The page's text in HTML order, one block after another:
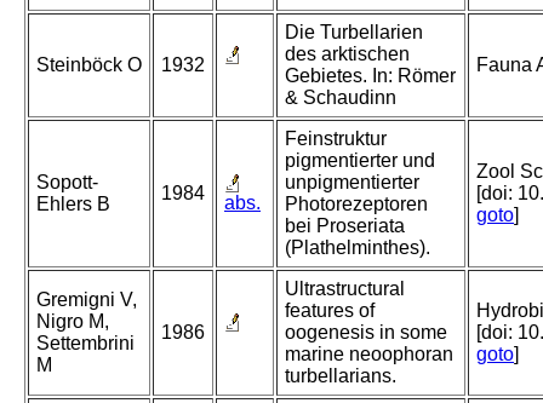
Steinböck O 1932
Die Turbellarien
des arktischen
Gebietes. In: Römer
& Schaudinn
Fauna
Sopott-
Ehlers B
1984 abs.
Feinstruktur
pigmentierter und
unpigmentierter
Photorezeptoren
bei Proseriata
(Plathelminthes).
Zool
[doi:
goto]
Gremigni V,
Nigro M,
Settembrini
M
1986
Ultrastructural
features of
oogenesis in some
marine neoophoran
turbellarians.
[doi:
goto]